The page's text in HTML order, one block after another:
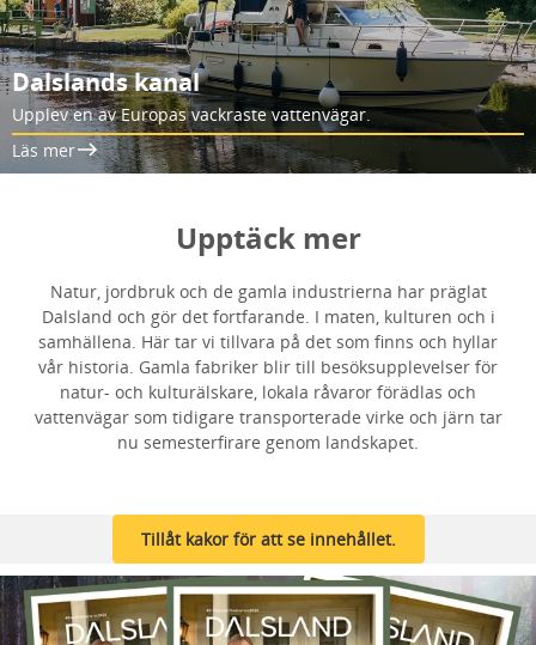
Dalslands kanal
Upplev en av Europas vackraste vattenvägar.
Läs mer
Upptäck mer
Natur, jordbruk och de gamla industrierna har präglat
Dalsland och gör det fortfarande. I maten, kulturen och i
samhällena. Här tar vi tillvara på det som finns och hyllar
vår historia. Gamla fabriker blir till besöksupplevelser för
natur- och kulturälskare, lokala råvaror förädlas och
vattenvägar som tidigare transporterade virke och järn tar
nu semesterfirare genom landskapet.
Tillåt kakor för att se innehållet.